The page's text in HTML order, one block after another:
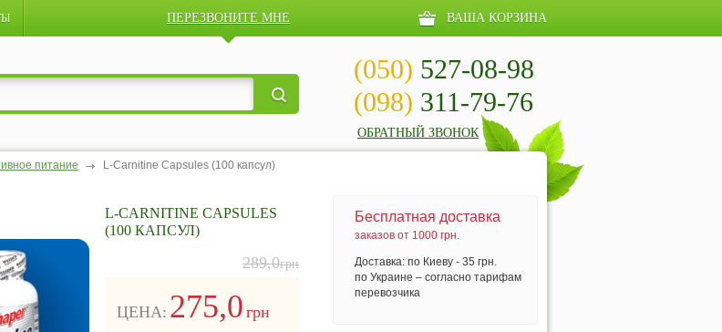
ПЕРЕЗВОНИТЕ МНЕ ВАША КОРЗИНА
(050) 527-08-98
(098) 311-79-76
ОБРАТНЫЙ ЗВОНОК
питание L-Carnitine Capsules (100 капсул)
L-CARNITINE CAPSULES
(100 КАПСУЛ)
289,0грн
ЦЕНА: 275,0 грн
Бесплатная доставка
заказов от 1000 грн.
Доставка: по Киеву - 35 грн.
по Украине – согласно тарифам
перевозчика